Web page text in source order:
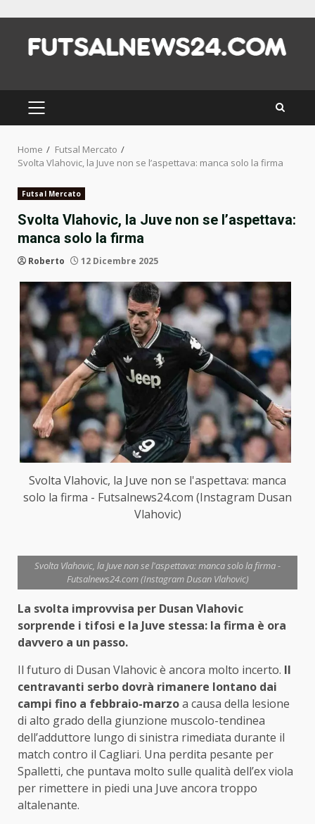
content
PRIMARY
MENU
Home
Futsal Mercato
Svolta Vlahovic, la Juve non se l’aspettava: manca solo la firma
Futsal Mercato
Svolta Vlahovic, la Juve non se l’aspettava:
manca solo la firma
Roberto 12 Dicembre 2025
Svolta Vlahovic, la Juve non se l'aspettava: manca
solo la firma - Futsalnews24.com (Instagram Dusan
Vlahovic)
Svolta Vlahovic, la Juve non se l'aspettava: manca solo la firma -
Futsalnews24.com (Instagram Dusan Vlahovic)
La svolta improvvisa per Dusan Vlahovic
sorprende i tifosi e la Juve stessa: la firma è ora
davvero a un passo.
Il futuro di Dusan Vlahovic è ancora molto incerto. Il
centravanti serbo dovrà rimanere lontano dai
campi fino a febbraio-marzoa causa della lesione
di alto grado della giunzione muscolo-tendinea
dell’adduttore lungo di sinistra rimediata durante il
match contro il Cagliari. Una perdita pesante per
Spalletti, che puntava molto sulle qualità dell’ex viola
per rimettere in piedi una Juve ancora troppo
altalenante.